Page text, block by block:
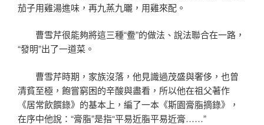
茄子用雞湯進味，再九蒸九曬，用雞來配。
曹雪芹很能夠將這三種“鲞”的做法、說法聯合在一路，
“發明”出了一道菜。
曹雪芹時期，家族沒落，他見識過茂盛與奢侈，也曾
清貧至極，飽嘗窮困的辛酸與盡看，所以他在祖父著作
《居常飲饌錄》的基本上，編了一本《斯園膏脂摘錄》，
在序中他說：“膏脂”是指“平易近脂平易近膏……”